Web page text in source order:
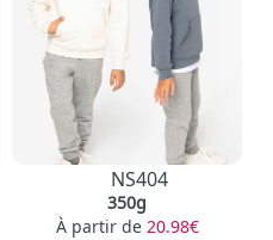
NS404
350g
À partir de 20.98€